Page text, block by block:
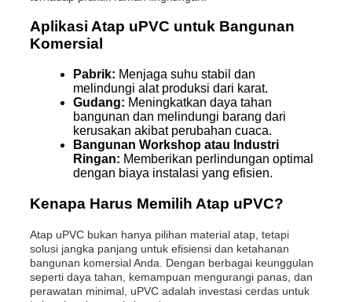
Aplikasi Atap uPVC untuk Bangunan
Komersial
Pabrik: Menjaga suhu stabil dan
melindungi alat produksi dari karat.
Gudang: Meningkatkan daya tahan
bangunan dan melindungi barang dari
kerusakan akibat perubahan cuaca.
Bangunan Workshop atau Industri
Ringan: Memberikan perlindungan optimal
dengan biaya instalasi yang efisien.
Kenapa Harus Memilih Atap uPVC?
Atap uPVC bukan hanya pilihan material atap, tetapi
solusi jangka panjang untuk efisiensi dan ketahanan
bangunan komersial Anda. Dengan berbagai keunggulan
seperti daya tahan, kemampuan mengurangi panas, dan
perawatan minimal, uPVC adalah investasi cerdas untuk